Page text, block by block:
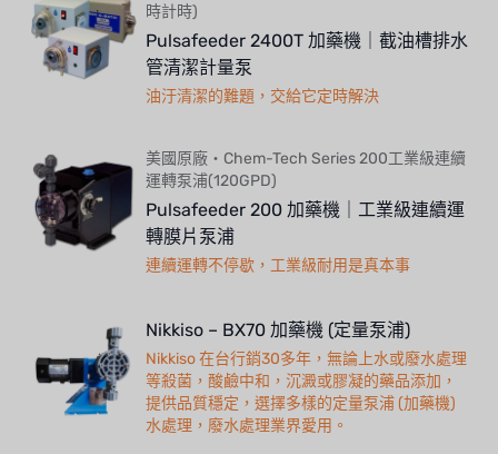
時計時)
Pulsafeeder 2400T 加藥機｜截油槽排水
管清潔計量泵
油汙清潔的難題，交給它定時解決
美國原廠・Chem-Tech Series 200工業級連續
運轉泵浦(120GPD)
Pulsafeeder 200 加藥機｜工業級連續運
轉膜片泵浦
連續運轉不停歇，工業級耐用是真本事
Nikkiso – BX70 加藥機 (定量泵浦)
Nikkiso 在台行銷30多年，無論上水或廢水處理
等殺菌，酸鹼中和，沉澱或膠凝的藥品添加，
提供品質穩定，選擇多樣的定量泵浦 (加藥機)
水處理，廢水處理業界愛用。